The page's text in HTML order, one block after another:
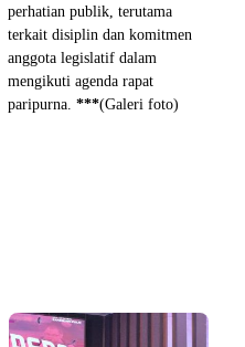
perhatian publik, terutama
terkait disiplin dan komitmen
anggota legislatif dalam
mengikuti agenda rapat
paripurna. ***(Galeri foto)